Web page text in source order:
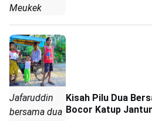
Meukek
Jafaruddin
bersama dua
Kisah Pilu Dua
Bocor Katup